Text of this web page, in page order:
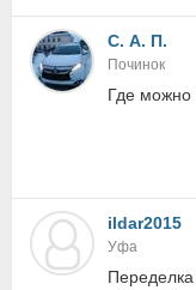
С. А. П.
Починок
Где
ildar2015
Уфа